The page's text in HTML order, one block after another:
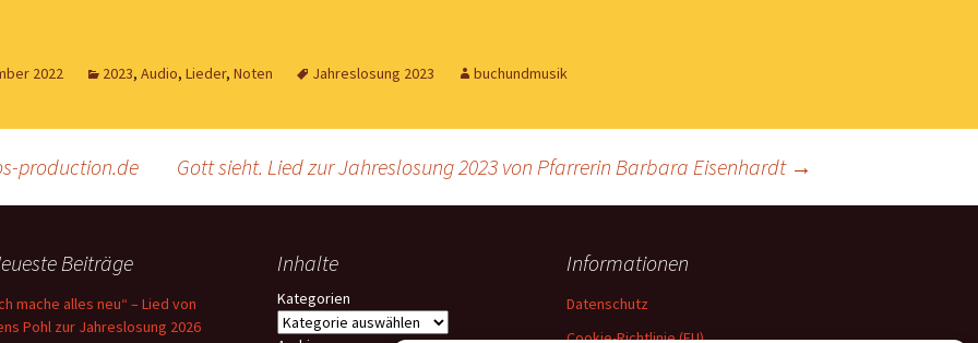
2022 2023, Audio, Lieder, Noten Jahreslosung 2023 buchundmusik
production.de Gott sieht. Lied zur Jahreslosung 2023 von Pfarrerin Barbara Eisenhardt →
Beiträge
mache alles neu“ – Lied von
Pohl zur Jahreslosung 2026
Inhalte
Kategorien
Informationen
Datenschutz
Cookie-Richtlinie (EU)